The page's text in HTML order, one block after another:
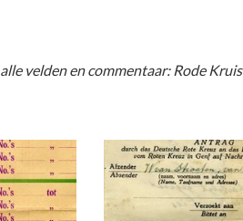
alle velden en commentaar: Rode Kruis